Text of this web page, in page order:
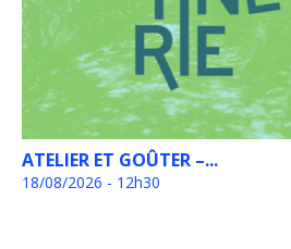
ATELIER ET GOÛTER –...
18/08/2026 - 12h30